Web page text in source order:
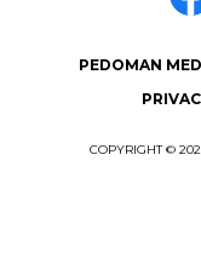
PEDOMAN
COPYRIGHT ©